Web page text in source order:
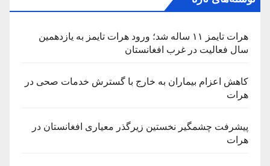
هرات تایمز ۱۱ ساله شد؛ ورود هرات تایمز به یازدهمین
سال فعالیت در غرب افغانستان
کاهش اعزام بیماران به خارج با گسترش خدمات صحی در
هرات
پیشرفت چشمگیر نخستین زیرگذر معیاری افغانستان در
هرات